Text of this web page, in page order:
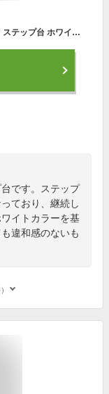
Reebok リーボック メンズ レディース スタジオ ステップ台 ホワイト RSP-16150WH WH
です。ステップ
ており、継続し
イトカラーを基
違和感のないも